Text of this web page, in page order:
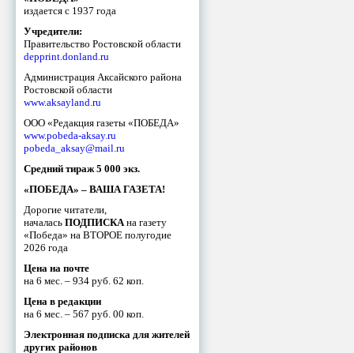
издается с 1937 года
Учредители:
Правительство Ростовской области
depprint.donland.ru
Администрация Аксайского района
Ростовской области
www.aksayland.ru
ООО «Редакция газеты «ПОБЕДА»
www.pobeda-aksay.ru
pobeda_aksay@mail.ru
Средний тираж 5 000 экз.
«ПОБЕДА» – ВАША ГАЗЕТА!
Дорогие читатели,
началась ПОДПИСКА на газету
«Победа» на ВТОРОЕ полугодие
2026 года
Цена на почте
на 6 мес. – 934 руб. 62 коп.
Цена в редакции
на 6 мес. – 567 руб. 00 коп.
Электронная подписка для жителей
других районов